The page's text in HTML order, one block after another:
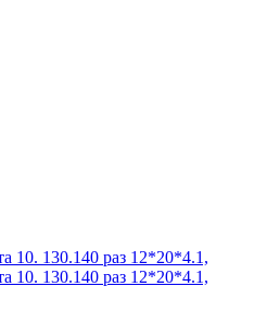
10. 130.140 раз 12*20*4.1,
10. 130.140 раз 12*20*4.1,